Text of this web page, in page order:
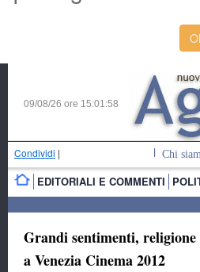
09/08/26 ore 15:01:59
Condividi | Chi
EDITORIALI E COMMENTI
Grandi sentimenti,
a Venezia Cinema 2012